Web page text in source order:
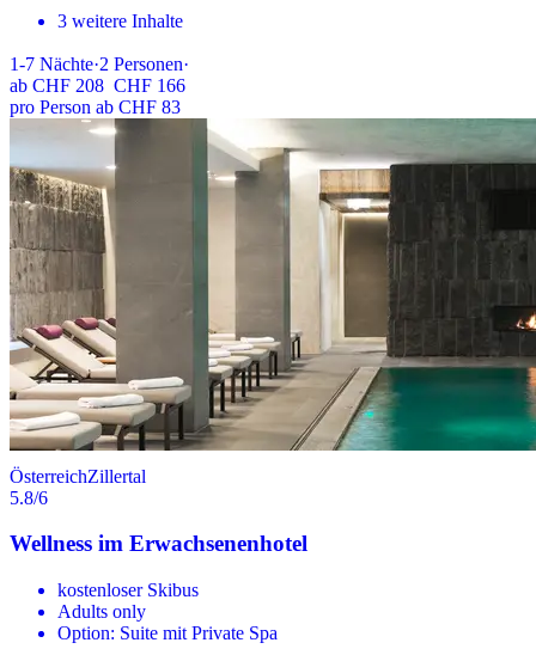
3 weitere Inhalte
1-7 Nächte·2 Personen·
ab CHF 208 CHF 166
pro Person ab CHF 83
ÖsterreichZillertal
5.8/6
Wellness im Erwachsenenhotel
kostenloser Skibus
Adults only
Option: Suite mit Private Spa